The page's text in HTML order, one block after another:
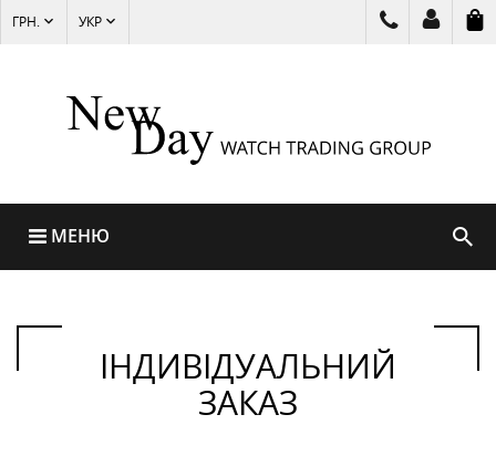
ГРН. УКР
МЕНЮ
ІНДИВІДУАЛЬНИЙ
ЗАКАЗ